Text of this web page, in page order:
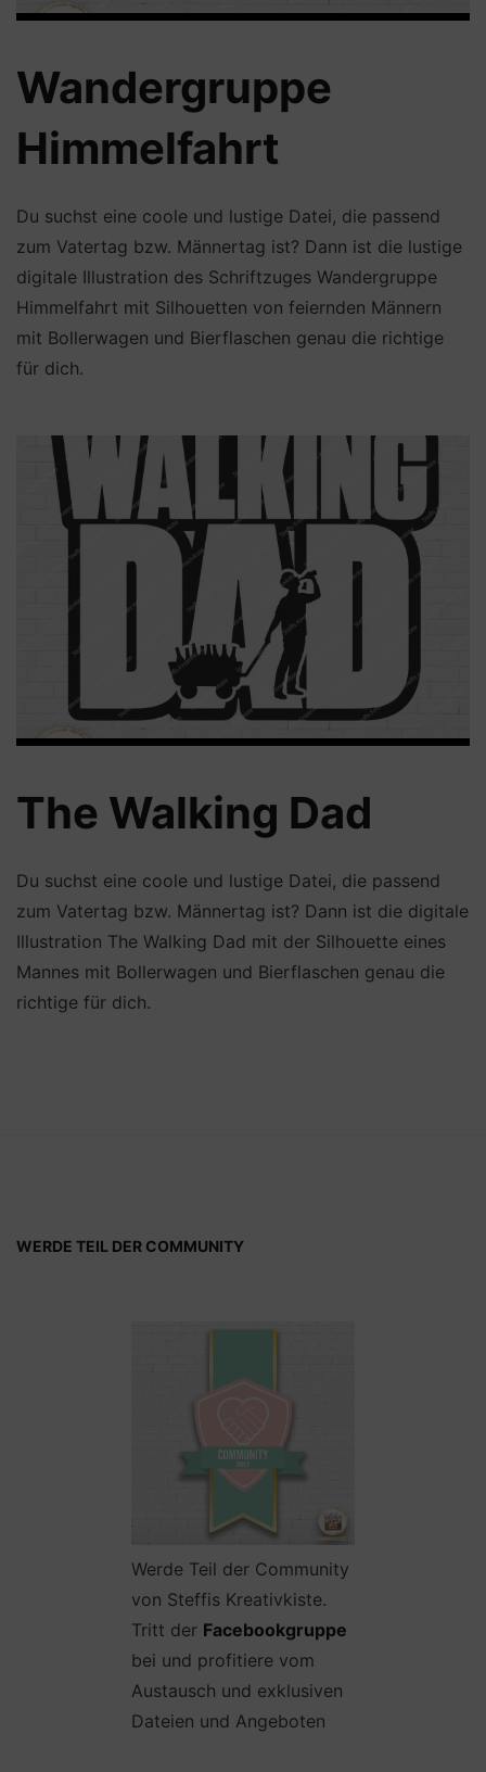
Wandergruppe
Himmelfahrt
Du suchst eine coole und lustige Datei, die passend
zum Vatertag bzw. Männertag ist? Dann ist die lustige
digitale Illustration des Schriftzuges Wandergruppe
Himmelfahrt mit Silhouetten von feiernden Männern
mit Bollerwagen und Bierflaschen genau die richtige
für dich.
The Walking Dad
Du suchst eine coole und lustige Datei, die passend
zum Vatertag bzw. Männertag ist? Dann ist die digitale
Illustration The Walking Dad mit der Silhouette eines
Mannes mit Bollerwagen und Bierflaschen genau die
richtige für dich.
WERDE TEIL DER COMMUNITY
Werde Teil der Community
von Steffis Kreativkiste.
Tritt der Facebookgruppe
bei und profitiere vom
Austausch und exklusiven
Dateien und Angeboten